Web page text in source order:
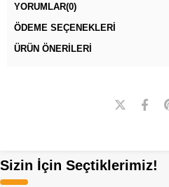
YORUMLAR(0)
ÖDEME SEÇENEKLERI
ÜRÜN ÖNERILERI
Sizin İçin Seçtiklerimiz!